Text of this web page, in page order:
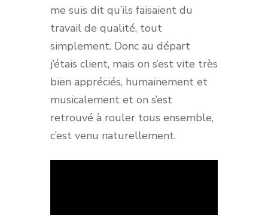
me suis dit qu’ils faisaient du
travail de qualité, tout
simplement. Donc au départ
j’étais client, mais on s’est vite très
bien appréciés, humainement et
musicalement et on s’est
retrouvé à rouler tous ensemble,
c’est venu naturellement.